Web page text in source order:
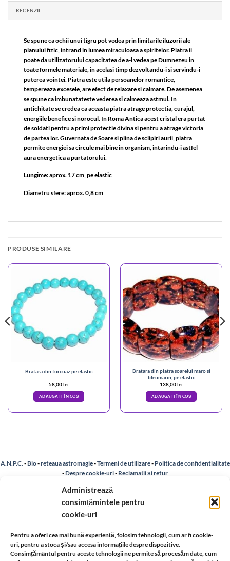
Administrează
consimțămintele pentru
cookie-uri
Pentru a oferi cea mai bună experiență, folosim tehnologii, cum ar fi cookie-
uri, pentru a stoca și/sau accesa informațiile despre dispozitive.
Consimțământul pentru aceste tehnologii ne permite să procesăm date, cum
RECENZII
Se spune ca ochii unui tigru pot vedea prin limitarile iluzorii ale
planului fizic, intrand in lumea miraculoasa a spiritelor. Piatra ii
poate da utilizatorului capacitatea de a-l vedea pe Dumnezeu in
toate formele materiale, in acelasi timp dezvoltandu-i si servindu-i
puterea vointei. Piatra este utila persoanelor romantice,
tempereaza excesele, are efect de relaxare si calmare. De asemenea
se spune ca imbunatateste vederea si calmeaza astmul. In
antichitate se credea ca aceasta piatra atrage protectia, curajul,
energiile benefice si norocul. In Roma Antica acest cristal era purtat
de soldati pentru a primi protectie divina si pentru a atrage victoria
de partea lor. Guvernata de Soare si plina de sclipiri aurii, piatra
permite energiei sa circule mai bine in organism, intarindu-i astfel
aura energetica a purtatorului.
Lungime: aprox. 17 cm, pe elastic
Diametru sfere: aprox. 0,8 cm
PRODUSE SIMILARE
Bratara din turcuaz pe elastic
58,00lei
ADĂUGAȚI ÎN COȘ
Bratara din piatra soarelui maro si
bleumarin, pe elastic
138,00lei
ADĂUGAȚI ÎN COȘ
A.N.P.C.-Bio-reteaua astromagie-Termeni de utilizare- Politica de confidentialitate
-Despre cookie-uri- Reclamații și retur
Politica de rezolvare a reclamatiilor -